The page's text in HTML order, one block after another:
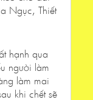
Ngục, Thiết
hạnh qua
người làm
làm mai
khi chết sẽ